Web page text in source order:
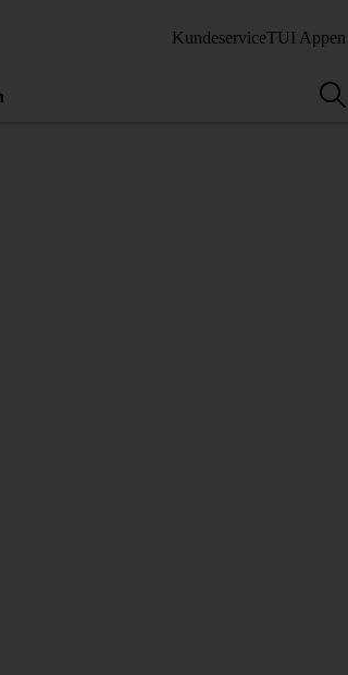
KundeserviceTUI Appen